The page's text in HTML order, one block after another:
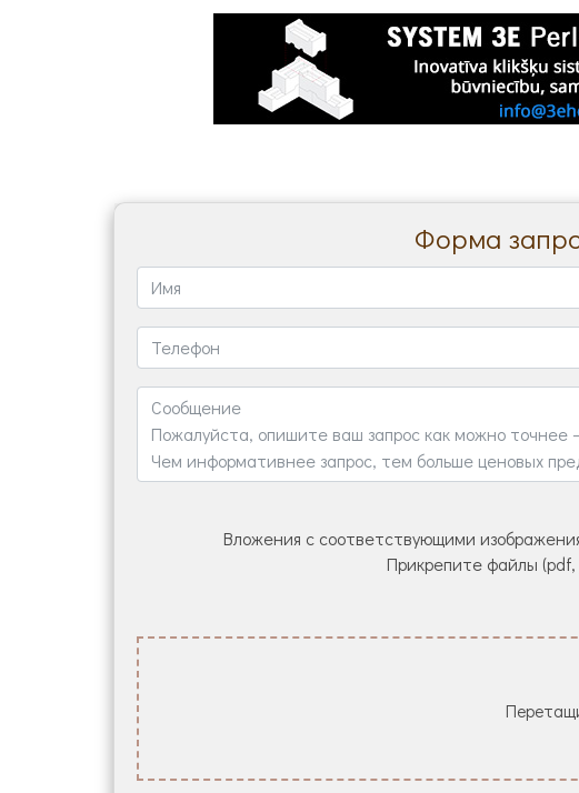
Форма
Вложения с соответствующими
Прикрепите файлы